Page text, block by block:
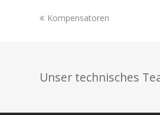
previous
Kompensatoren
Unser technisches